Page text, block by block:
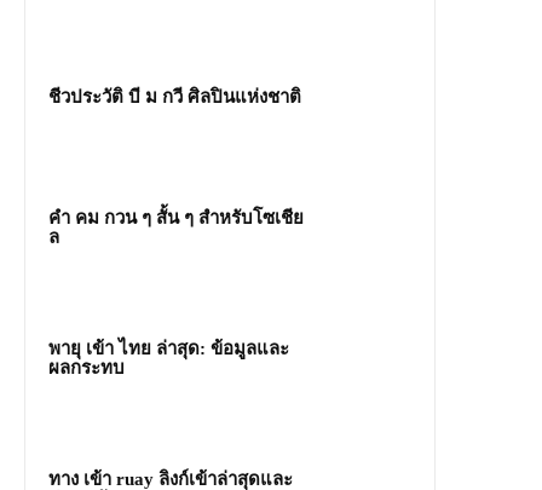
ชีวประวัติ บี ม กวี ศิลปินแห่งชาติ
คํา คม กวน ๆ สั้น ๆ สำหรับโซเชีย
ล
พายุ เข้า ไทย ล่าสุด: ข้อมูลและ
ผลกระทบ
ทาง เข้า ruay ลิงก์เข้าล่าสุดและ